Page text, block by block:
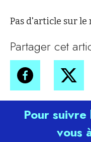
Pas d'article sur le
Partager cet
Pour suivre
vous